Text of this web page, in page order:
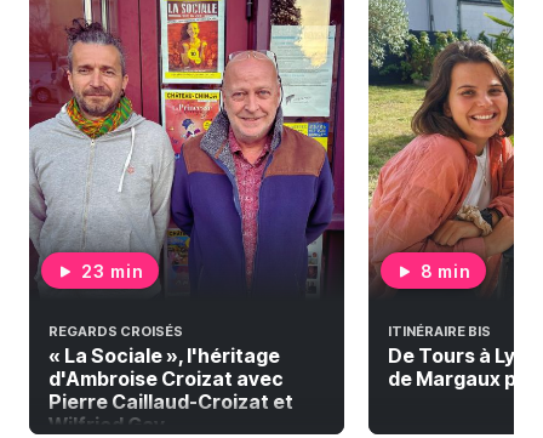
23 min
REGARDS CROISÉS
« La Sociale », l'héritage
d'Ambroise Croizat avec
Pierre Caillaud-Croizat et
Wilfried Gay
8 min
ITINÉRAIRE BIS
De Tours à
de Margaux